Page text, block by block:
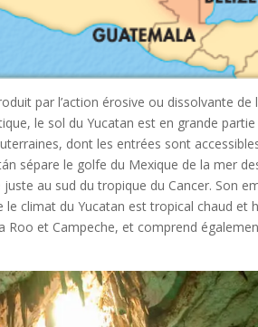
par l’action érosive ou dissolvante de
le sol du Yucatan est en grande
dont les entrées sont
sépare le golfe du Mexique de la mer
au sud du tropique du Cancer. Son
climat du Yucatan est tropical chaud et
Roo et Campeche, et comprend